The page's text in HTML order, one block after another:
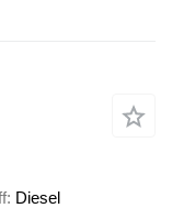
Diesel